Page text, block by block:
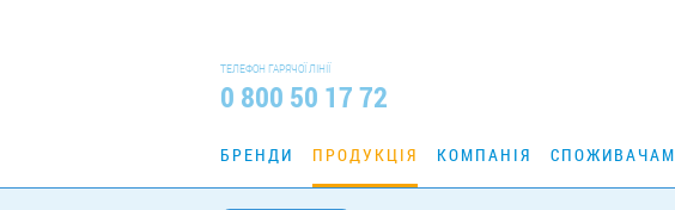
ТЕЛЕФОН ГАРЯЧОЇ ЛІНІЇ
0 800 50 17 72
БРЕНДИ ПРОДУКЦІЯ КОМПАНІЯ СПОЖИВАЧАМ